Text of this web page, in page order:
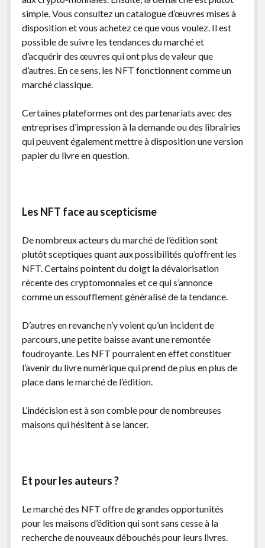
simple. Vous consultez un catalogue d’œuvres mises à
disposition et vous achetez ce que vous voulez. Il est
possible de suivre les tendances du marché et
d’acquérir des œuvres qui ont plus de valeur que
d’autres. En ce sens, les NFT fonctionnent comme un
marché classique.
Certaines plateformes ont des partenariats avec des
entreprises d’impression à la demande ou des librairies
qui peuvent également mettre à disposition une version
papier du livre en question.
Les NFT face au scepticisme
De nombreux acteurs du marché de l’édition sont
plutôt sceptiques quant aux possibilités qu’offrent les
NFT. Certains pointent du doigt la dévalorisation
récente des cryptomonnaies et ce qui s’annonce
comme un essoufflement généralisé de la tendance.
D’autres en revanche n’y voient qu’un incident de
parcours, une petite baisse avant une remontée
foudroyante. Les NFT pourraient en effet constituer
l’avenir du livre numérique qui prend de plus en plus de
place dans le marché de l’édition.
L’indécision est à son comble pour de nombreuses
maisons qui hésitent à se lancer.
Et pour les auteurs ?
Le marché des NFT offre de grandes opportunités
pour les maisons d’édition qui sont sans cesse à la
recherche de nouveaux débouchés pour leurs livres.